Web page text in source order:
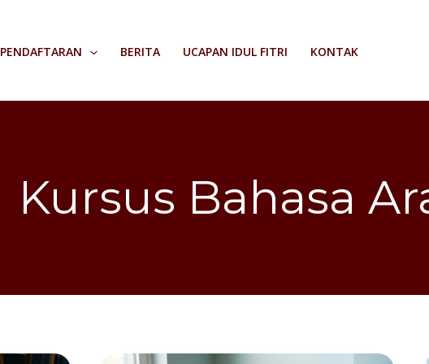
PENDAFTARAN BERITA UCAPAN IDUL FITRI KONTAK
Kursus Bahasa